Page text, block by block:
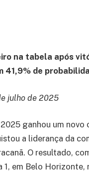
na tabela após
41,9% de
julho de 2025
ganhou um
a liderança da
O resultado,
1, em Belo